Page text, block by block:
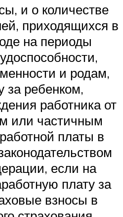
и о количестве
приходящихся в
на периоды
и родам,
за ребенком,
работника от
или частичным
платы в
если на
плату за
взносы в